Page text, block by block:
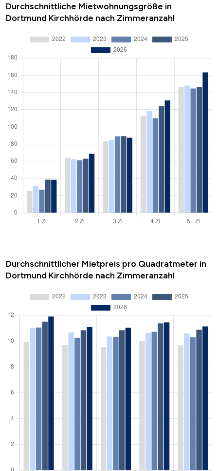
Durchschnittliche Mietwohnungsgröße in
Dortmund Kirchhörde nach Zimmeranzahl
Durchschnittlicher Mietpreis pro Quadratmeter in
Dortmund Kirchhörde nach Zimmeranzahl